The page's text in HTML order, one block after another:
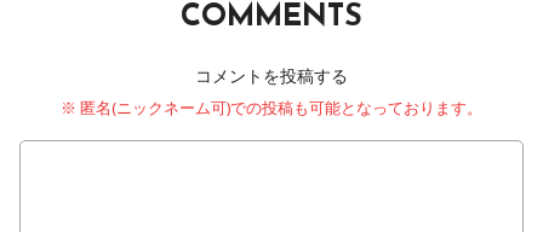
COMMENTS
コメントを投稿する
※ 匿名(ニックネーム可)での投稿も可能となっております。